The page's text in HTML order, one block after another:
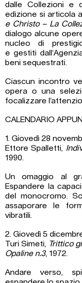
dalle Collezioni e
edizione si articola
e Christo – La
dialogo alcune
nucleo di
e gestiti
beni sequestrati.
Ciascun incontro
opera o una
focalizzare
CALENDARIO
1. Giovedì 28
Ettore Spalletti,
1990.
Un omaggio al
Espandere la
del monocromo.
assaporare le
vibratili.
2. Giovedì 5
Turi Simeti, Trittico
Opaline n.3, 1972.
Andare verso,